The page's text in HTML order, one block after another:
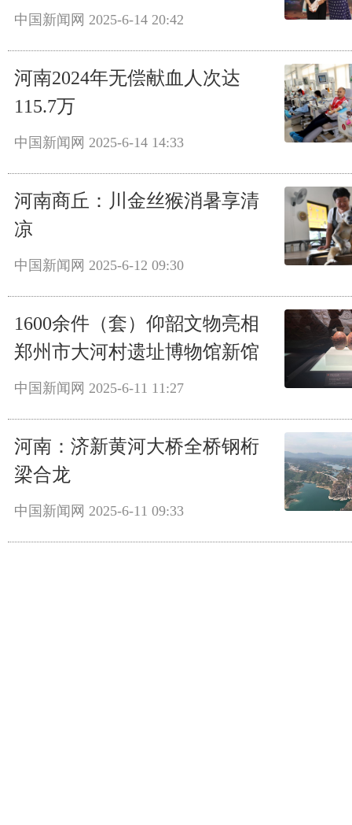
中国新闻网 2025-6-14 20:42
河南2024年无偿献血人次达
115.7万
中国新闻网 2025-6-14 14:33
河南商丘：川金丝猴消暑享清
凉
中国新闻网 2025-6-12 09:30
1600余件（套）仰韶文物亮相
郑州市大河村遗址博物馆新馆
中国新闻网 2025-6-11 11:27
河南：济新黄河大桥全桥钢桁
梁合龙
中国新闻网 2025-6-11 09:33